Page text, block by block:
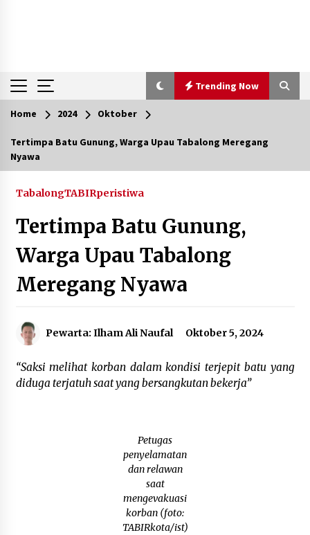
Trending Now
Trending Now
Hadiri Germas Ceria 2026, Bupati HST Minta
Agustus 10, 2026
Hadiri HUT Ke-1 Kodam XXII/Tambun Bungai,
Agustus 10, 2026
Wabup Barito Utara Tegaskan Komitmen
Perkuat Sinergi TNI
Agustus 10, 2026
Agustus 10, 2026
Pimpin Kaji Tiru ke Bantul DIY, Wabup Barito
Utara Pelajari Inovasi Sampah dan Edukasi
Pranikah
Agustus 7, 2026
Home 2024 Oktober
Tertimpa Batu Gunung, Warga Upau Tabalong Meregang
Nyawa
TabalongTABIRperistiwa
Tertimpa Batu Gunung,
Warga Upau Tabalong
Meregang Nyawa
Pewarta: Ilham Ali Naufal Oktober 5, 2024
“Saksi melihat korban dalam kondisi terjepit batu yang
diduga terjatuh saat yang bersangkutan bekerja”
Petugas
penyelamatan
dan relawan
saat
mengevakuasi
korban (foto:
TABIRkota/ist)